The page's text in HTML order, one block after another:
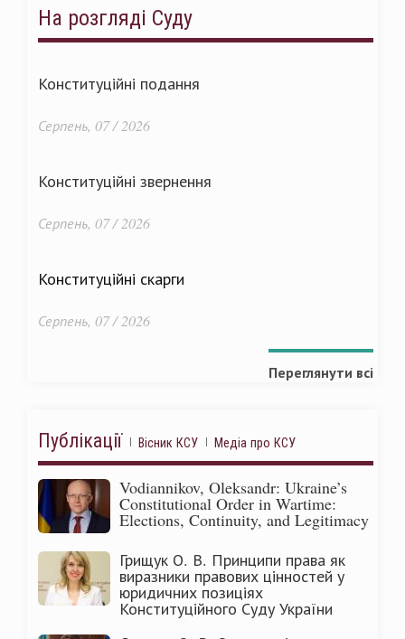
На розгляді Суду
Конституційні подання
Серпень, 07 / 2026
Конституційні звернення
Серпень, 07 / 2026
Конституційні скарги
Серпень, 07 / 2026
Переглянути всі
Публікації Вісник КСУ Медіа про КСУ
Vodiannikov, Oleksandr: Ukraine’s
Constitutional Order in Wartime:
Elections, Continuity, and Legitimacy
Грищук О. В. Принципи права як
виразники правових цінностей у
юридичних позиціях
Конституційного Суду України